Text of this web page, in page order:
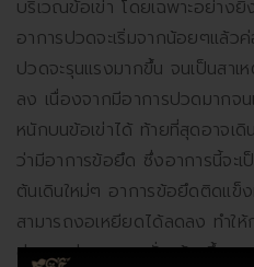
บริเวณข้อเข่า โดยเฉพาะอย่างยิ่
อาการปวดจะเริ่มจากน้อยๆแล้
ปวดจะรุนแรงมากขึ้น จนเป็นสาเ
ลง เนื่องจากมีอาการปวดมากจ
หนักบนข้อเข่าได้ ท้ายที่สุดอาจเ
ว่ามีอาการข้อยึด ซึ่งอาการนี้จะเ
ต้นเดินใหม่ๆ อาการข้อยึดติดแข็ง
สามารถงอเหยียดได้ลดลง ทำให้
ต่างๆ เช่นการลุก-นั่ง ก้าวขึ้น-